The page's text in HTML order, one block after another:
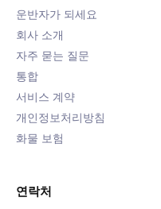
운반자가 되세요
회사 소개
자주 묻는 질문
통합
서비스 계약
개인정보처리방침
화물 보험
연락처